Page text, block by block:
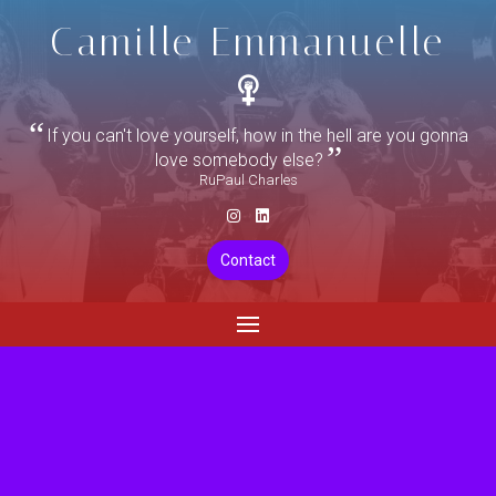
Camille Emmanuelle
If you can't love yourself, how in the hell are you gonna
love somebody else?
RuPaul Charles
Contact